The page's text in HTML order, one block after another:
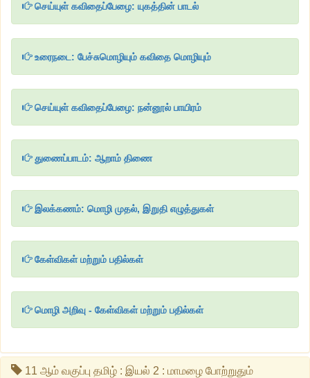
செய்யுள் கவிதைப்பேழை: யுகத்தின் பாடல்
உரைநடை: பேச்சுமொழியும் கவிதை மொழியும்
செய்யுள் கவிதைப்பேழை: நன்னூல் பாயிரம்
துணைப்பாடம்: ஆறாம் திணை
இலக்கணம்: மொழி முதல், இறுதி எழுத்துகள்
கேள்விகள் மற்றும் பதில்கள்
மொழி அறிவு - கேள்விகள் மற்றும் பதில்கள்
11 ஆம் வகுப்பு தமிழ் : இயல் 2 : மாமழை போற்றுதும்